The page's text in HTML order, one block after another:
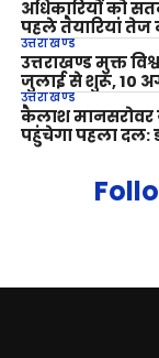
अधिकारियों को
पहले तैयारियां तेज
उत्तराखण्ड
उत्तराखण्ड मुक्त
जुलाई से शुरू, 10
उत्तराखण्ड
कैलाश मानसरोवर
पहुंचेगा पहला दल: